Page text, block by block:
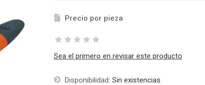
Precio por pieza
Sea el primero en revisar este producto
Disponibilidad: Sin existencias